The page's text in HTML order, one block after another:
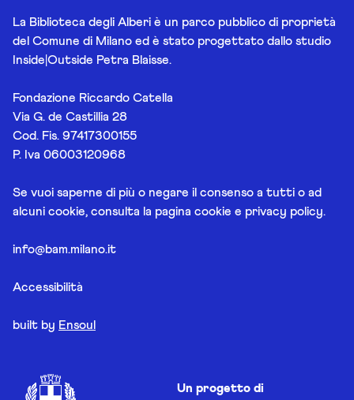
La Biblioteca degli Alberi è un parco pubblico di proprietà
del Comune di Milano ed è stato progettato dallo studio
Inside|Outside Petra Blaisse.
Fondazione Riccardo Catella
Via G. de Castillia 28
Cod. Fis. 97417300155
P. Iva 06003120968
Se vuoi saperne di più o negare il consenso a tutti o ad
alcuni cookie, consulta la pagina cookie e privacy policy.
info@bam.milano.it
Accessibilità
built by Ensoul
Un progetto di